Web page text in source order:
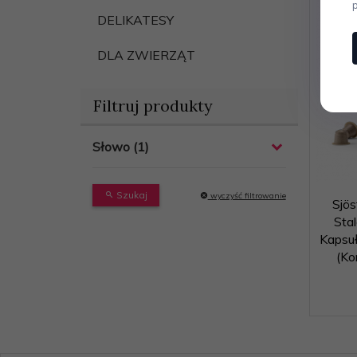
DELIKATESY
DLA ZWIERZĄT
Filtruj produkty
Słowo
Szukaj wyczyść filtrowanie